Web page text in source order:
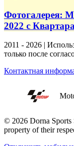
Фотогалерея:
2022 с
2011 - 2026 |
только после
Контактная
© 2026 Dorna Sports
property of their